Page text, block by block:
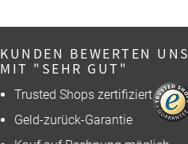
KUNDEN BEWERTEN UNS
MIT "SEHR GUT"
Trusted Shops zertifiziert
Geld-zurück-Garantie